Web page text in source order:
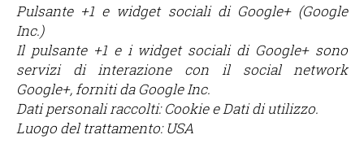
Pulsante +1 e widget sociali di Google+ (Google
Inc.)
Il pulsante +1 e i widget sociali di Google+ sono
servizi di interazione con il social network
Google+, forniti da Google Inc.
Dati personali raccolti: Cookie e Dati di utilizzo.
Luogo del trattamento: USA